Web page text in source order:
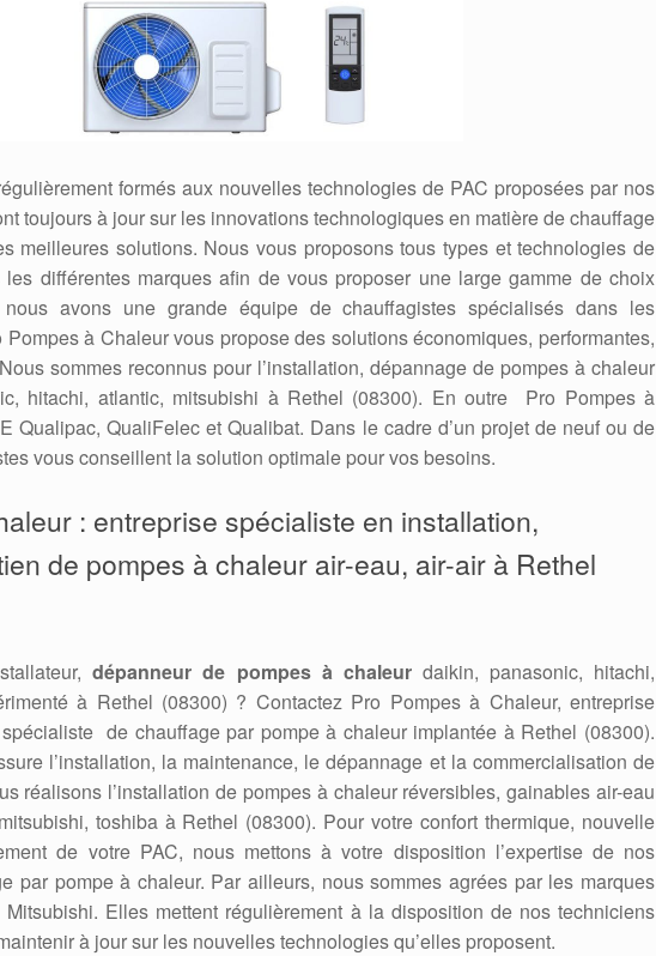
formés aux nouvelles technologies de PAC proposées par nos
toujours à jour sur les innovations technologiques en matière de chauffage
meilleures solutions. Nous vous proposons tous types et technologies de
différentes marques afin de vous proposer une large gamme de choix
avons une grande équipe de chauffagistes spécialisés dans les
à Chaleur vous propose des solutions économiques, performantes,
sommes reconnus pour l’installation, dépannage de pompes à chaleur
hitachi, atlantic, mitsubishi à Rethel (08300). En outre Pro Pompes à
Qualipac, QualiFelec et Qualibat. Dans le cadre d’un projet de neuf ou de
vous conseillent la solution optimale pour vos besoins.
: entreprise spécialiste en installation,
de pompes à chaleur air-eau, air-air à Rethel
dépanneur de pompes à chaleurdaikin, panasonic, hitachi,
à Rethel (08300) ? Contactez Pro Pompes à Chaleur, entreprise
de chauffage par pompe à chaleur implantée à Rethel (08300).
l’installation, la maintenance, le dépannage et la commercialisation de
réalisons l’installation de pompes à chaleur réversibles, gainables air-eau
toshiba à Rethel (08300). Pour votre confort thermique, nouvelle
de votre PAC, nous mettons à votre disposition l’expertise de nos
par pompe à chaleur. Par ailleurs, nous sommes agrées par les marques
Elles mettent régulièrement à la disposition de nos techniciens
à jour sur les nouvelles technologies qu’elles proposent.